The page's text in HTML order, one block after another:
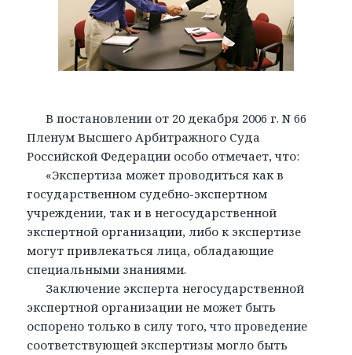
В постановлении от 20 декабря 2006 г. N 66
Пленум Высшего Арбитражного Суда
Российской Федерации особо отмечает, что:
«Экспертиза может проводиться как в
государственном судебно-экспертном
учреждении, так и в негосударственной
экспертной организации, либо к экспертизе
могут привлекаться лица, обладающие
специальными знаниями.
Заключение эксперта негосударственной
экспертной организации не может быть
оспорено только в силу того, что проведение
соответствующей экспертизы могло быть